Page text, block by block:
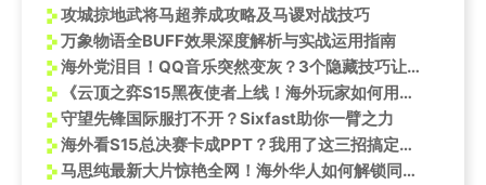
攻城掠地武将马超养成攻略及马谡对战技巧
万象物语全BUFF效果深度解析与实战运用指南
海外党泪目！QQ音乐突然变灰？3个隐藏技巧让你秒解‘地域封印’
《云顶之弈S15黑夜使者上线！海外玩家如何用Sixfast解锁国服低延迟？》
守望先锋国际服打不开？Sixfast助你一臂之力
海外看S15总决赛卡成PPT？我用了这三招搞定延迟，国内朋友都问我是不是回国了
马思纯最新大片惊艳全网！海外华人如何解锁同款高清美图？